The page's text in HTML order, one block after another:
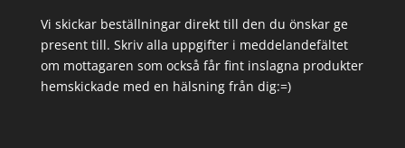
Vi skickar beställningar direkt till den du önskar ge
present till. Skriv alla uppgifter i meddelandefältet
om mottagaren som också får fint inslagna produkter
hemskickade med en hälsning från dig:=)